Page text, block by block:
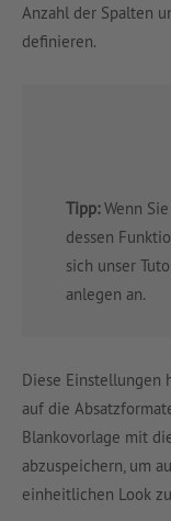
Anzahl der Spalten
definieren.
Tipp:Wenn
dessen
sich unser
anlegen an.
Diese Einstellungen
auf die
Blankovorlage mit
abzuspeichern, um
einheitlichen Look